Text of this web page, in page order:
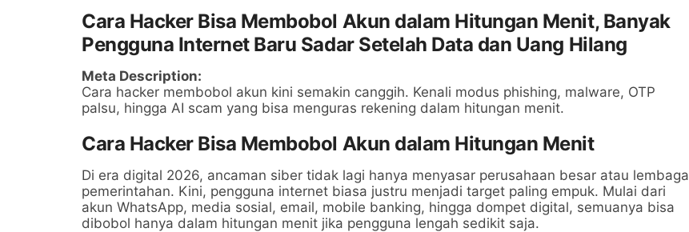
Cara Hacker Bisa Membobol Akun dalam Hitungan Menit, Banyak
Pengguna Internet Baru Sadar Setelah Data dan Uang Hilang
Meta Description:
Cara hacker membobol akun kini semakin canggih. Kenali modus phishing, malware, OTP
palsu, hingga AI scam yang bisa menguras rekening dalam hitungan menit.
Cara Hacker Bisa Membobol Akun dalam Hitungan Menit
Di era digital 2026, ancaman siber tidak lagi hanya menyasar perusahaan besar atau lembaga
pemerintahan. Kini, pengguna internet biasa justru menjadi target paling empuk. Mulai dari
akun WhatsApp, media sosial, email, mobile banking, hingga dompet digital, semuanya bisa
dibobol hanya dalam hitungan menit jika pengguna lengah sedikit saja.